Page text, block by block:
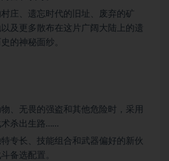
庄、遗忘时代的旧址、废弃的矿
及更多散布在这片广阔大陆上的遗
的神秘面纱。
、无畏的强盗和其他危险时，采用
术杀出生路……
专长、技能组合和武器偏好的新伙
备选配置。